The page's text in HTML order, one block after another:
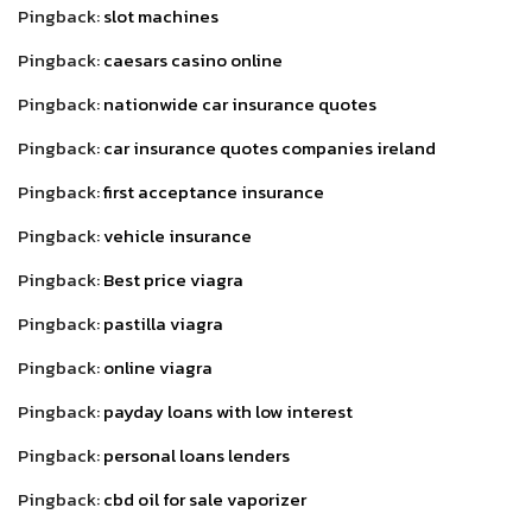
Pingback:slot machines
Pingback:caesars casino online
Pingback:nationwide car insurance quotes
Pingback:car insurance quotes companies ireland
Pingback:first acceptance insurance
Pingback:vehicle insurance
Pingback:Best price viagra
Pingback:pastilla viagra
Pingback:online viagra
Pingback:payday loans with low interest
Pingback:personal loans lenders
Pingback:cbd oil for sale vaporizer